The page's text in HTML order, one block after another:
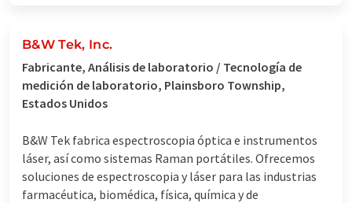
B&W Tek, Inc.
Fabricante, Análisis de laboratorio / Tecnología de
medición de laboratorio, Plainsboro Township,
Estados Unidos
B&W Tek fabrica espectroscopia óptica e instrumentos
láser, así como sistemas Raman portátiles. Ofrecemos
soluciones de espectroscopia y láser para las industrias
farmacéutica, biomédica, física, química y de